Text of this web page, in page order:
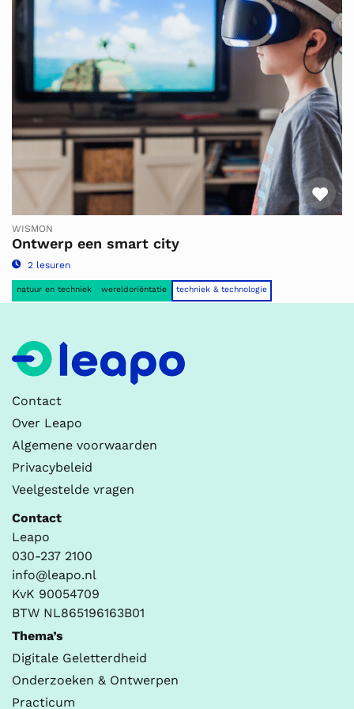
WISMON
Ontwerp een smart city
2 lesuren
natuur en techniek wereldoriëntatie techniek & technologie
Contact
Over Leapo
Algemene voorwaarden
Privacybeleid
Veelgestelde vragen
Contact
Leapo
030-237 2100
info@leapo.nl
KvK 90054709
BTW NL865196163B01
Thema’s
Digitale Geletterdheid
Onderzoeken & Ontwerpen
Practicum